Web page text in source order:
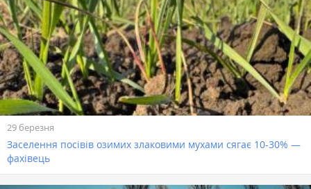
29 березня
Заселення посівів озимих злаковими мухами сягає 10-30% —
фахівець